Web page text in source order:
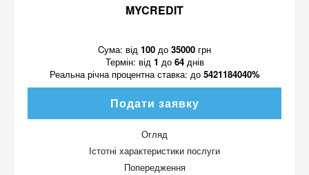
MYCREDIT
Cума: від 100 до 35000 грн
Термін: від 1 до 64днів
Реальна річна процентна ставка: до 5421184040%
Подати заявку
Огляд
Істотні характеристики послуги
Попередження